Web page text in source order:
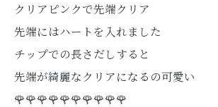
クリアピンクで先端クリア
先端にはハートを入れました
チップでの長さだしすると
先端が綺麗なクリアになるの可愛い
🌹🌹🌹🌹🌹🌹🌹🌹🌹🌹